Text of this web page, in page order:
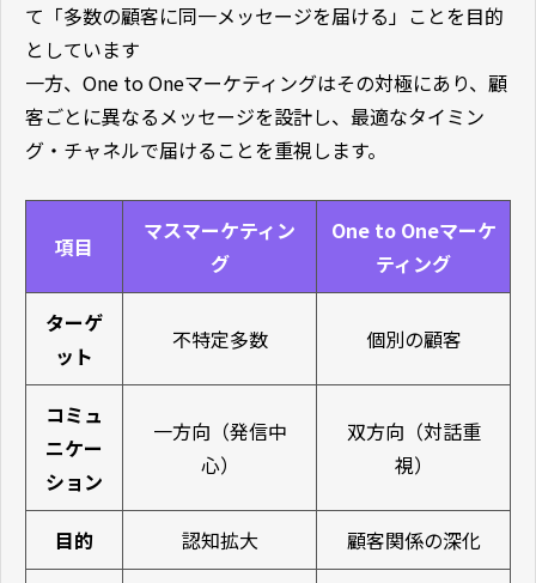
て「多数の顧客に同一メッセージを届ける」ことを目的
としています
一方、One to Oneマーケティングはその対極にあり、顧
客ごとに異なるメッセージを設計し、最適なタイミン
グ・チャネルで届けることを重視します。
項目
マスマーケティン
グ
One to Oneマーケ
ティング
ターゲ
ット
不特定多数 個別の顧客
コミュ
ニケー
ション
一方向（発信中
心）
双方向（対話重
視）
目的 認知拡大 顧客関係の深化